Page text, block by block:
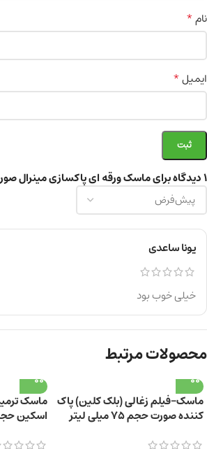
1 دیدگاه برای ماسک ورقه ای پاکسازی مینرال صورت
یونا ساعدی
خیلی خوب بود
نام*
ایمیل*
محصولات مرتبط
ماسک-فیلم زغالی (بلک کلین) پاک
کننده صورت حجم ۷۵ میلی لیتر
ماسک
اسکین حجم ۱۵۰ میلی